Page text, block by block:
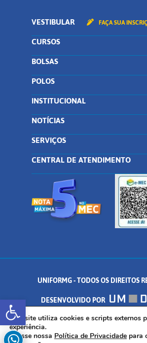
Abrir a barra de
VESTIBULAR FAÇA SUA
CURSOS
BOLSAS
POLOS
INSTITUCIONAL
NOTÍCIAS
SERVIÇOS
CENTRAL DE ATENDIMENTO
UNIFORMG - TODOS OS DIREITOS
DESENVOLVIDO POR
AV. DR. ARNALDO DE SENNA, 328 -
35.574.530
Este site utiliza cookies e scripts externos
experiência.
Acesse nossa Política de Privacidade para